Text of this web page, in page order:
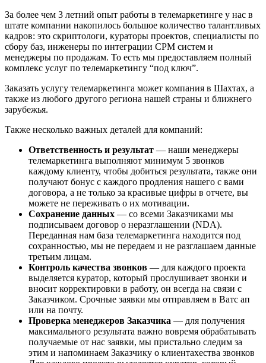
За более чем 3 летний опыт работы в телемаркетинге у нас в
штате компании накопилось большое количество талантливых
кадров: это скриптологи, кураторы проектов, специалисты по
сбору баз, инженеры по интеграции СРМ систем и
менеджеры по продажам. То есть мы предоставляем полный
комплекс услуг по телемаркетингу “под ключ”.
Заказать услугу телемаркетинга может компания в Шахтах, а
также из любого другого региона нашей страны и ближнего
зарубежья.
Также несколько важных деталей для компаний:
Ответственность и результат — наши менеджеры
телемаркетинга выполняют минимум 5 звонков
каждому клиенту, чтобы добиться результата, также они
получают бонус с каждого продления нашего с вами
договора, а не только за красивые цифры в отчете, вы
можете не переживать о их мотивации.
Сохранение данных — со всеми Заказчиками мы
подписываем договор о неразглашении (NDA).
Переданная нам база телемаркетинга находится под
сохранностью, мы не передаем и не разглашаем данные
третьим лицам.
Контроль качества звонков — для каждого проекта
выделяется куратор, который прослушивает звонки и
вносит корректировки в работу, он всегда на связи с
Заказчиком. Срочные заявки мы отправляем в Ватс ап
или на почту.
Проверка менеджеров Заказчика — для получения
максимального результата важно вовремя обрабатывать
получаемые от нас заявки, мы пристально следим за
этим и напоминаем Заказчику о клиентахества звонков